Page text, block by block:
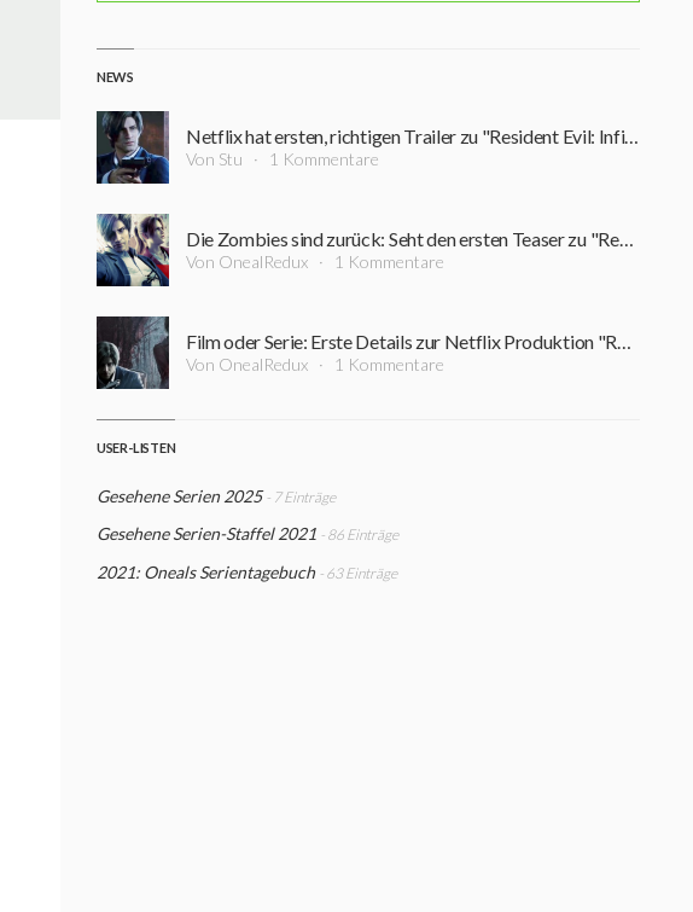
NEWS
Netflix hat ersten, richtigen Trailer zu "Resident Evil: Infinite Darkness" veröffentlicht
Von Stu 1 Kommentare
Die Zombies sind zurück: Seht den ersten Teaser zu "Resident Evil: Infinite Darkness"
Von OnealRedux 1 Kommentare
Von OnealRedux 1 Kommentare
USER-LISTEN
Gesehene Serien 2025 - 7 Einträge
Gesehene Serien-Staffel 2021 - 86 Einträge
2021: Oneals Serientagebuch - 63 Einträge